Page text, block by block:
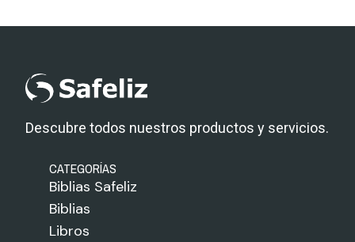
Descubre todos nuestros productos y servicios.
CATEGORÍAS
Biblias Safeliz
Biblias
Libros